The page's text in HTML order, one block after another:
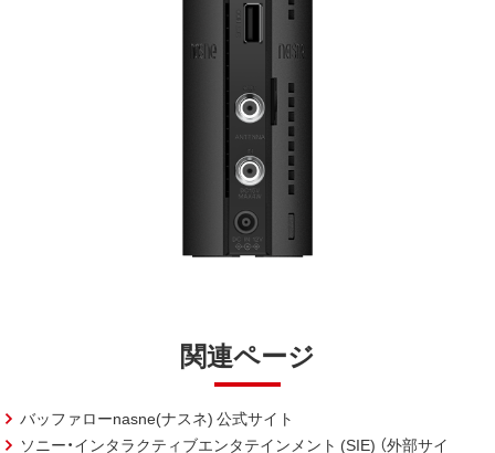
関連ページ
バッファローnasne(ナスネ) 公式サイト
ソニー・インタラクティブエンタテインメント (SIE) （外部サイ